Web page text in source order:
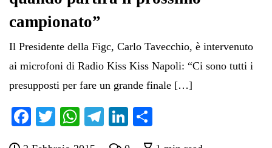
campionato”
Il Presidente della Figc, Carlo Tavecchio, è intervenuto
ai microfoni di Radio Kiss Kiss Napoli: “Ci sono tutti i
presupposti per fare un grande finale […]
Fa T
W
Te
Li